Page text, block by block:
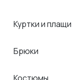
Куртки и плащи
Брюки